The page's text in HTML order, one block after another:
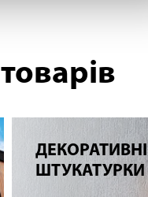
ДЕКОРАТИВНІ
ШТУКАТУРКИ